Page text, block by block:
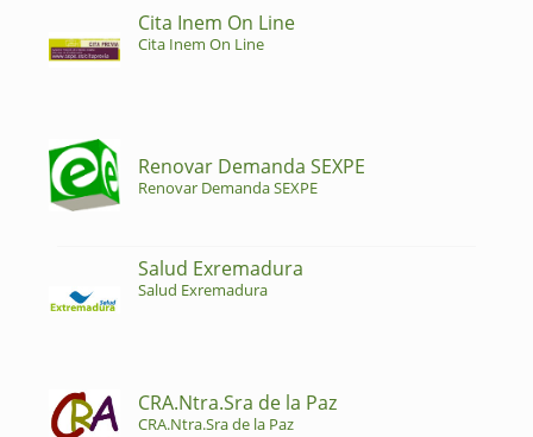
Cita Inem On Line
Cita Inem On Line
Renovar Demanda SEXPE
Renovar Demanda SEXPE
Salud Exremadura
Salud Exremadura
CRA.Ntra.Sra de la Paz
CRA.Ntra.Sra de la Paz